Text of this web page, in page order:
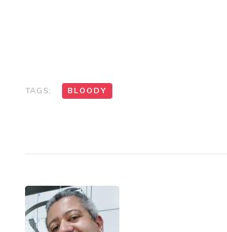
TAGS: BLOODY